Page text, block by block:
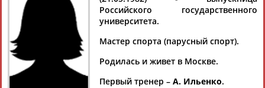
Аслаудин
АБАЕВ
Елена
АБАИМОВА
Мария
Юлия
Парусный спорт
Российского государственного
университета.
Мастер спорта (парусный спорт).
Родилась и живет в Москве.
Первый тренер – А. Ильенко.